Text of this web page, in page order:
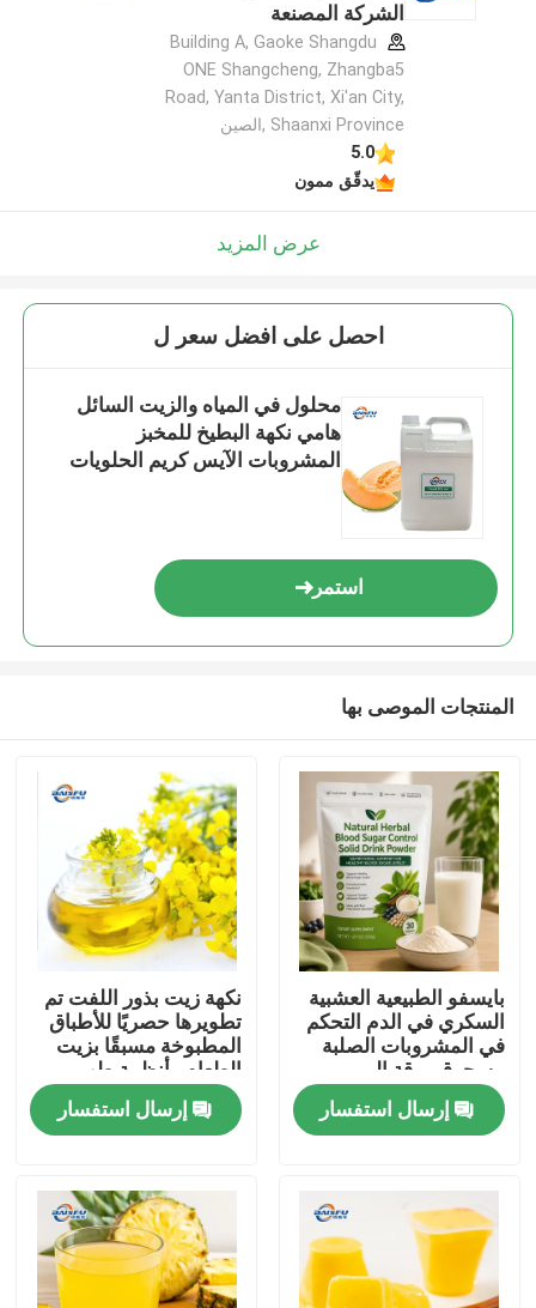
المنتجات
فيديوهات
الشركة المصنعة
Building A, Gaoke Shangdu
ONE Shangcheng, Zhangba5
Road, Yanta District, Xi'an City,
Shaanxi Province ,الصين
5.0
يدقّق ممون
عرض المزيد
احصل على افضل سعر ل
محلول في المياه والزيت السائل
هامي نكهة البطيخ للمخبز
المشروبات الآيس كريم الحلويات
استمر
المنتجات الموصى بها
بايسفو الطبيعية العشبية
السكري في الدم التحكم
في المشروبات الصلبة
مسحوق ورقة المربى
جذر كودزو الجينسنغ
جوجي التوت بذور كاسيا
لدعم الجلوكوز الصحية
إرسال استفسار
نكهة زيت بذور اللفت تم
تطويرها حصريًا للأطباق
المطبوخة مسبقًا بزيت
الطعام وأنظمة طهي
الطعام الصينية
إرسال استفسار